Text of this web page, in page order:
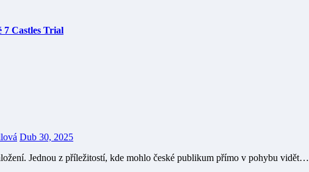
7 Castles Trial
Dub 30, 2025
Jednou z příležitostí, kde mohlo české publikum přímo v pohybu vidět…